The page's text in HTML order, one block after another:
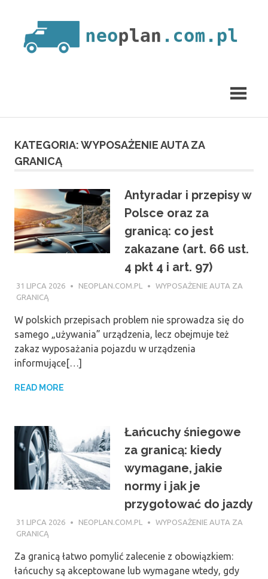
content
KATEGORIA:WYPOSAŻENIE AUTA ZA
GRANICĄ
Antyradar i przepisy w
Polsce oraz za
granicą: co jest
zakazane (art. 66 ust.
4 pkt 4 i art. 97)
31 LIPCA 2026 NEOPLAN.COM.PL
WYPOSAŻENIE AUTA ZA
GRANICĄ
W polskich przepisach problem nie sprowadza się do
samego „używania” urządzenia, lecz obejmuje też
zakaz wyposażania pojazdu w urządzenia
informujące[…]
READ MORE
Łańcuchy śniegowe
za granicą: kiedy
wymagane, jakie
normy i jak je
przygotować do jazdy
31 LIPCA 2026 NEOPLAN.COM.PL
WYPOSAŻENIE AUTA ZA
GRANICĄ
Za granicą łatwo pomylić zalecenie z obowiązkiem:
łańcuchy są akceptowane lub wymagane wtedy, gdy